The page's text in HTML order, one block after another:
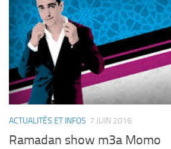
ACTUALITÉS ET INFOS 7 JUIN 2016
Ramadan show m3a Momo